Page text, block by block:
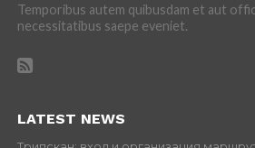
Temporibus autem quibusdam et aut
necessitatibus saepe eveniet.
LATEST NEWS